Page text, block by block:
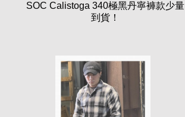
SOC Calistoga 340極黑丹寧褲款少量
到貨！